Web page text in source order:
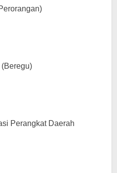
Perangkat Daerah